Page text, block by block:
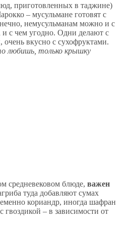
приготовленных в таджине)
– мусульмане готовят с
немусульманам можно и с
с чем угодно. Одни делают с
вкусно с сухофруктами.
любишь, только крышку
средневековом блюде, важен
туда добавляют сумах
кориандр, иногда шафран
гвоздикой – в зависимости от